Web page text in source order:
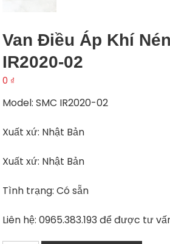
Van Điều Áp Khí
IR2020-02
0 ₫
Model: SMC IR2020-02
Xuất xứ: Nhật Bản
Xuất xứ: Nhật Bản
Tình trạng: Có sẵn
Liên hệ: 0965.383.193 để được tư